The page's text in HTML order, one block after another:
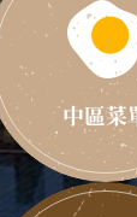
中區菜